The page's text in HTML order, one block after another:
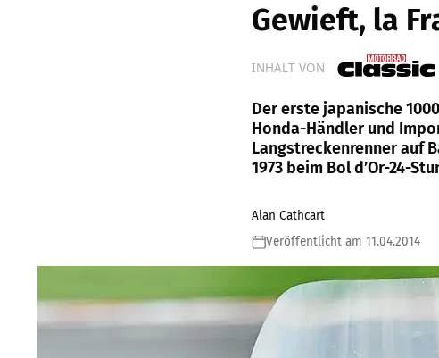
Gewieft, la
INHALT VON
Der erste japanische
Honda-Händler und
Langstreckenrenner auf
1973 beim Bol d’Or-24-
Alan Cathcart
Veröffentlicht am 11.04.2014